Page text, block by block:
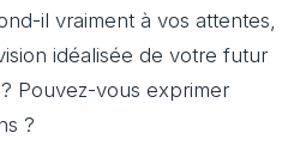
il vraiment à vos attentes,
idéalisée de votre futur
Pouvez-vous exprimer
?